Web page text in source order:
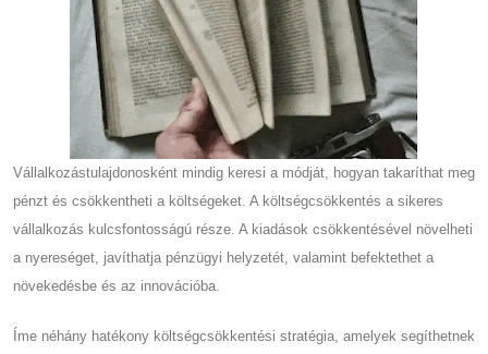
Vállalkozástulajdonosként mindig keresi a módját, hogyan takaríthat meg
pénzt és csökkentheti a költségeket. A költségcsökkentés a sikeres
vállalkozás kulcsfontosságú része. A kiadások csökkentésével növelheti
a nyereséget, javíthatja pénzügyi helyzetét, valamint befektethet a
növekedésbe és az innovációba.
Íme néhány hatékony költségcsökkentési stratégia, amelyek segíthetnek